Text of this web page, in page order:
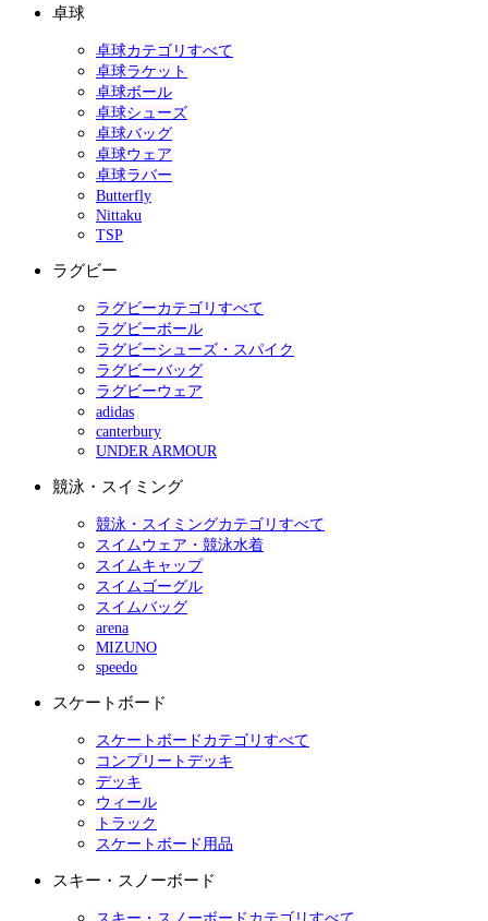
卓球
卓球カテゴリすべて
卓球ラケット
卓球ボール
卓球シューズ
卓球バッグ
卓球ウェア
卓球ラバー
Butterfly
Nittaku
TSP
ラグビー
ラグビーカテゴリすべて
ラグビーボール
ラグビーシューズ・スパイク
ラグビーバッグ
ラグビーウェア
adidas
canterbury
UNDER ARMOUR
競泳・スイミング
競泳・スイミングカテゴリすべて
スイムウェア・競泳水着
スイムキャップ
スイムゴーグル
スイムバッグ
arena
MIZUNO
speedo
スケートボード
スケートボードカテゴリすべて
コンプリートデッキ
デッキ
ウィール
トラック
スケートボード用品
スキー・スノーボード